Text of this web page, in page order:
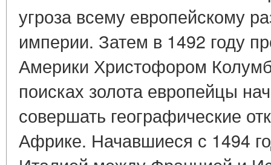
угроза всему европейскому
империи. Затем в 1492 году
Америки Христофором
поисках золота европейцы
совершать географические
Африке. Начавшиеся с 1494